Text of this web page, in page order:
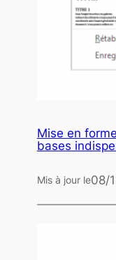
Mise en
bases
Mis à jour le08/